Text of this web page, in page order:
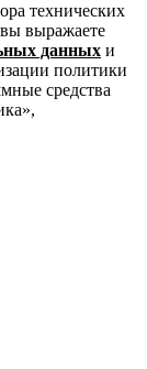
технических
выражаете
данных и
политики
средства